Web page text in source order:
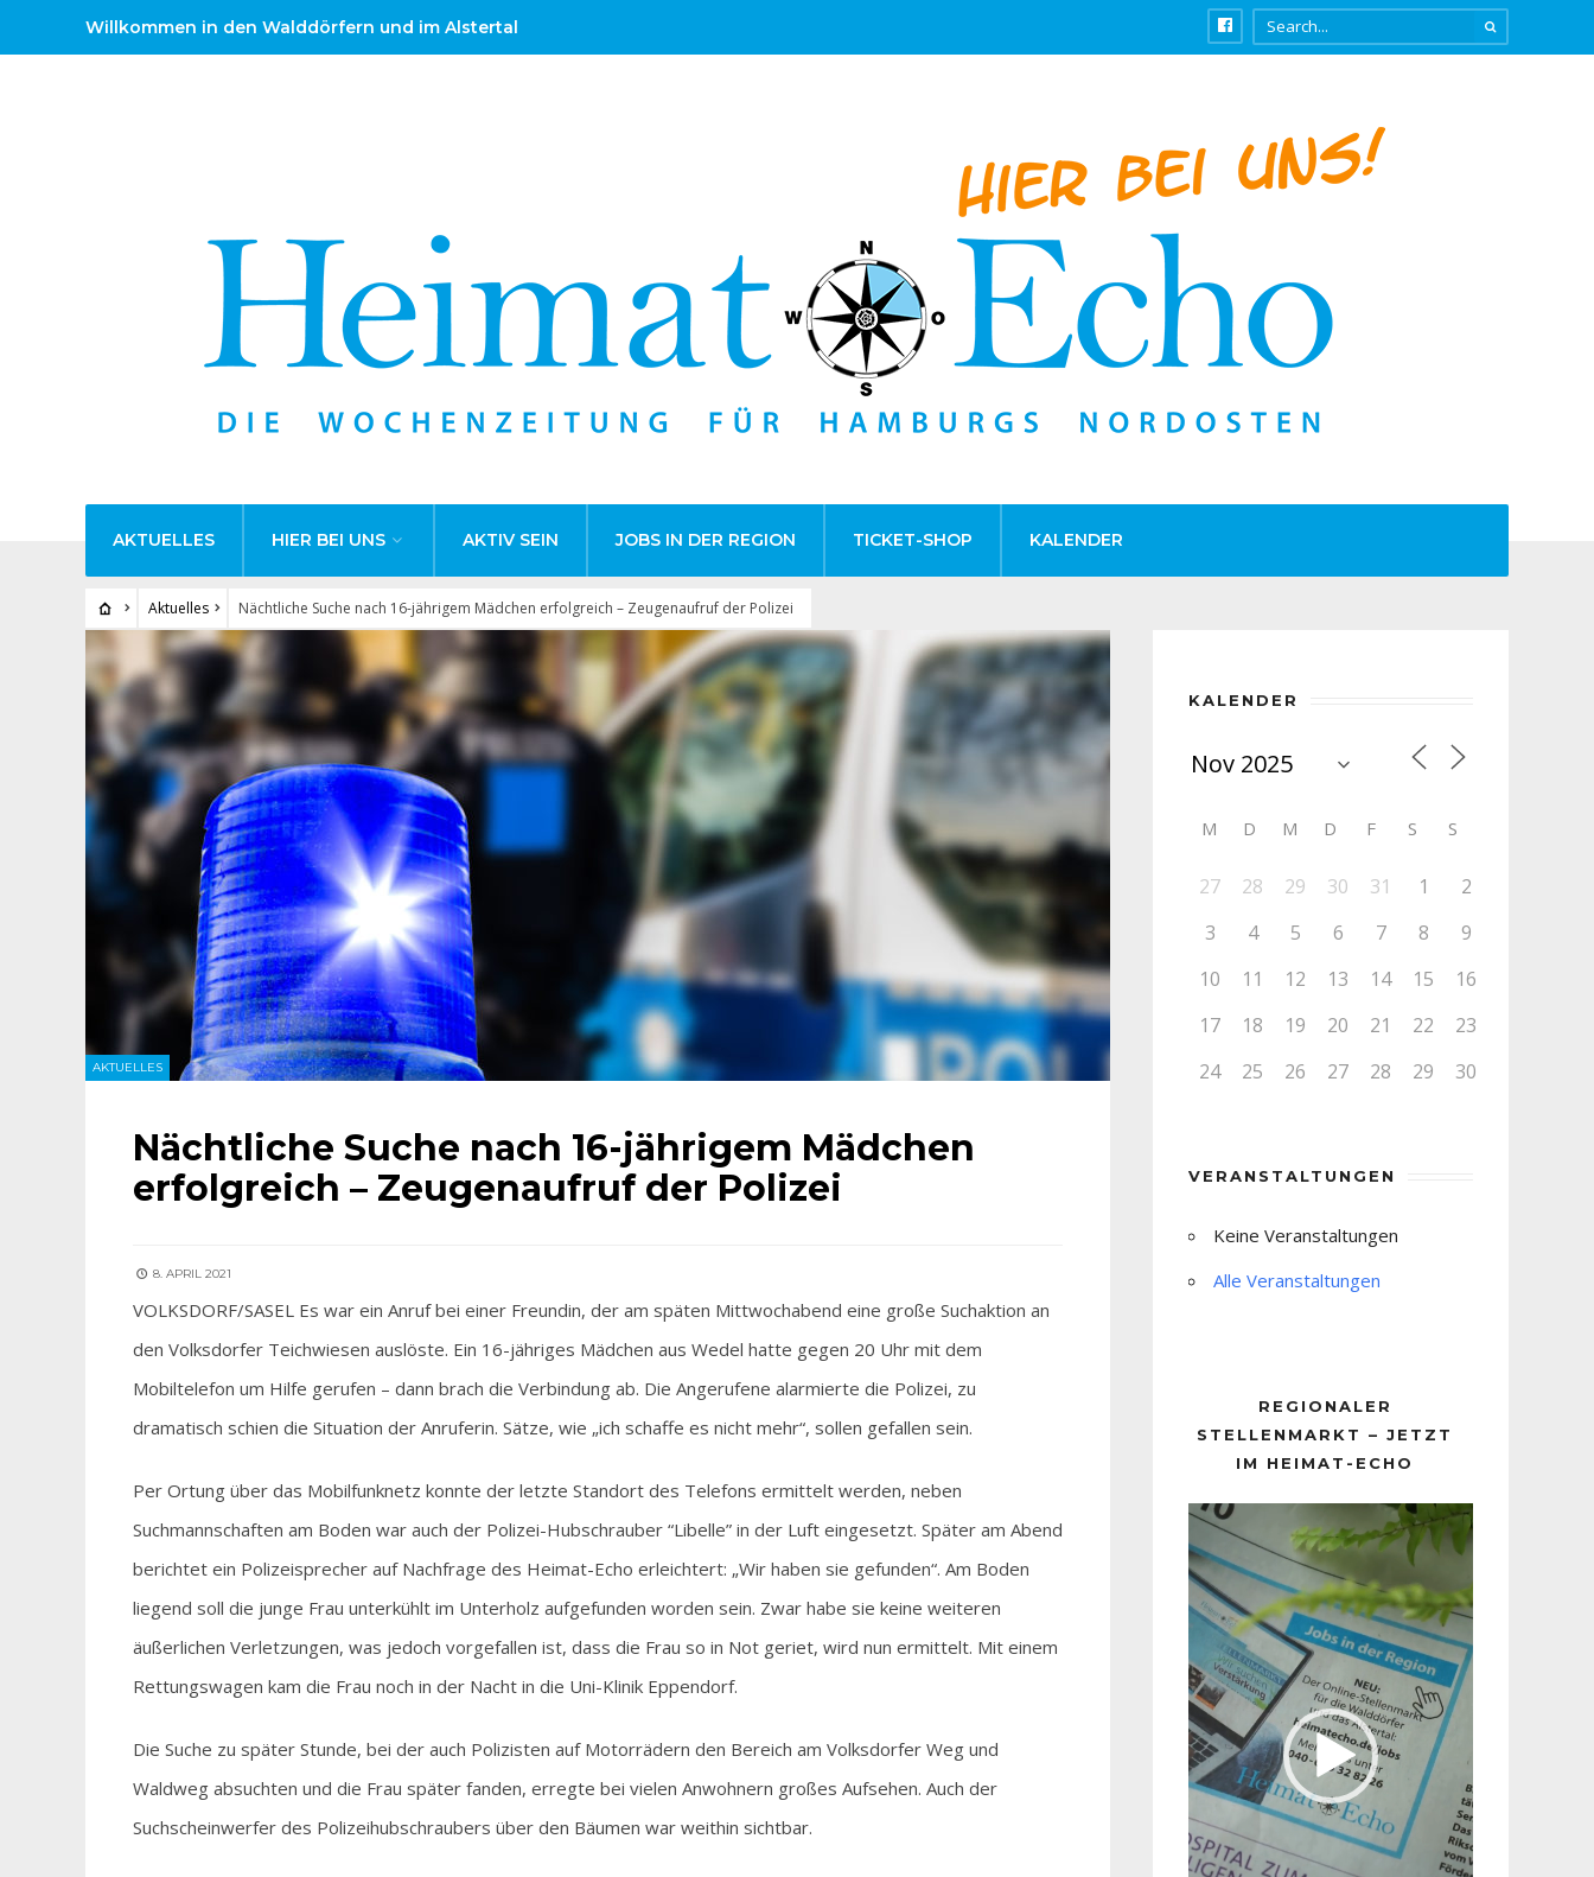
Willkommen in den Walddörfern und im Alstertal
AKTUELLES HIER BEI UNS AKTIV SEIN JOBS IN DER REGION TICKET-SHOP KALENDER
Aktuelles Nächtliche Suche nach 16-jährigem Mädchen erfolgreich – Zeugenaufruf der Polizei
AKTUELLES
Nächtliche Suche nach 16-jährigem Mädchen
erfolgreich – Zeugenaufruf der Polizei
8. APRIL 2021
VOLKSDORF/SASEL Es war ein Anruf bei einer Freundin, der am späten Mittwochabend eine große Suchaktion an
den Volksdorfer Teichwiesen auslöste. Ein 16-jähriges Mädchen aus Wedel hatte gegen 20 Uhr mit dem
Mobiltelefon um Hilfe gerufen – dann brach die Verbindung ab. Die Angerufene alarmierte die Polizei, zu
dramatisch schien die Situation der Anruferin. Sätze, wie „ich schaffe es nicht mehr“, sollen gefallen sein.
Per Ortung über das Mobilfunknetz konnte der letzte Standort des Telefons ermittelt werden, neben
Suchmannschaften am Boden war auch der Polizei-Hubschrauber “Libelle” in der Luft eingesetzt. Später am Abend
berichtet ein Polizeisprecher auf Nachfrage des Heimat-Echo erleichtert: „Wir haben sie gefunden“. Am Boden
liegend soll die junge Frau unterkühlt im Unterholz aufgefunden worden sein. Zwar habe sie keine weiteren
äußerlichen Verletzungen, was jedoch vorgefallen ist, dass die Frau so in Not geriet, wird nun ermittelt. Mit einem
Rettungswagen kam die Frau noch in der Nacht in die Uni-Klinik Eppendorf.
Die Suche zu später Stunde, bei der auch Polizisten auf Motorrädern den Bereich am Volksdorfer Weg und
Waldweg absuchten und die Frau später fanden, erregte bei vielen Anwohnern großes Aufsehen. Auch der
Suchscheinwerfer des Polizeihubschraubers über den Bäumen war weithin sichtbar.
KALENDER
M D M D F S S
27 28 29 30 31 1
2
3
4 5 6 7 8
9
10
11 12 13 14 15
16
17
18 19 20 21 22
23
24
25 26 27 28 29 30
VERANSTALTUNGEN
Keine Veranstaltungen
Alle Veranstaltungen
REGIONALER
STELLENMARKT – JETZT
IM HEIMAT-ECHO
Player